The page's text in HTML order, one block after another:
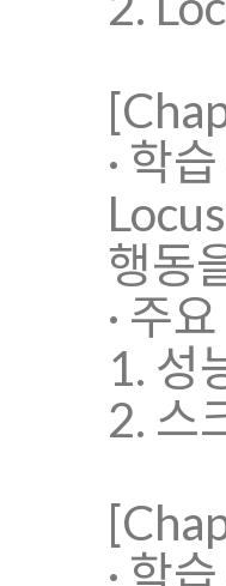
· 학
행동
· 주
1. 성
2. 스
· 학